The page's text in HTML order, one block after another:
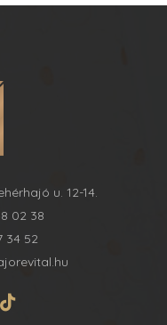
u. 12-14.
02 38
34 52